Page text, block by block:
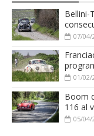
Bellini-
07/04/
01/02/
Boom
116 al
05/04/